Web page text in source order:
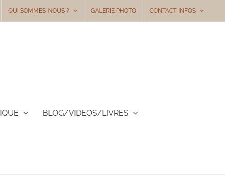
QUI SOMMES-NOUS ? GALERIE PHOTO CONTACT-INFOS
BLOG/VIDEOS/LIVRES